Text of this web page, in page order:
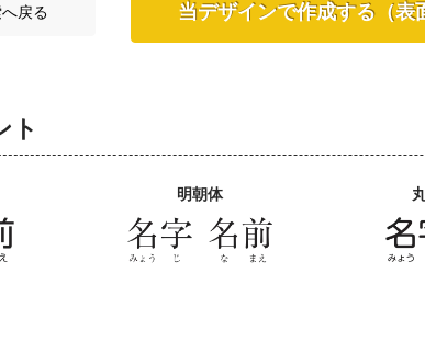
戻る 当デザインで作成する（表
ト
明朝体